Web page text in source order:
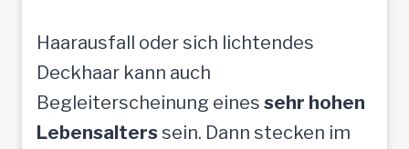
Haarausfall oder sich lichtendes
Deckhaar kann auch
Begleiterscheinung eines sehr hohen
Lebensalters sein. Dann stecken im